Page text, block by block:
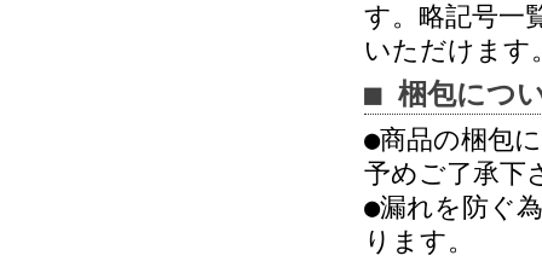
す。略記号一
いただけます
■ 梱包につ
●商品の梱包
予めご了承下
●漏れを防ぐ
ります。